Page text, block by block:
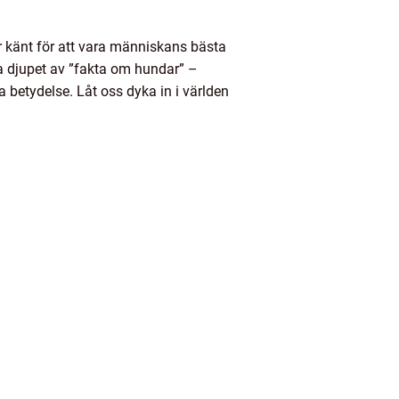
känt för att vara människans bästa
av ”fakta om hundar” –
betydelse. Låt oss dyka in i världen